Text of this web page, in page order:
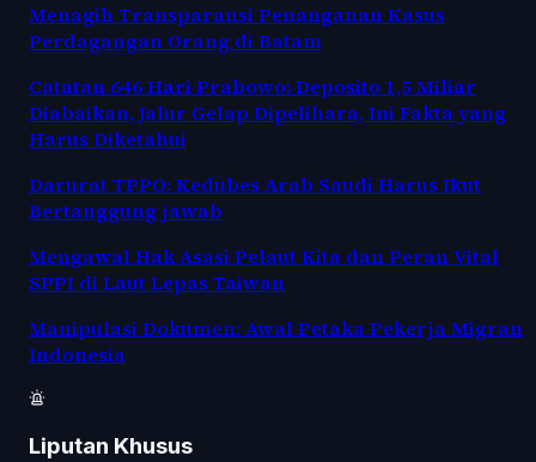
Menagih Transparansi Penanganan Kasus
Perdagangan Orang di Batam
Catatan 646 Hari Prabowo: Deposito 1,5 Miliar
Diabaikan, Jalur Gelap Dipelihara, Ini Fakta yang
Harus Diketahui
Darurat TPPO: Kedubes Arab Saudi Harus Ikut
Bertanggung jawab
Mengawal Hak Asasi Pelaut Kita dan Peran Vital
SPPI di Laut Lepas Taiwan
Manipulasi Dokumen: Awal Petaka Pekerja Migran
Indonesia
Liputan Khusus